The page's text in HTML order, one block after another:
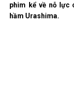
phim kể về nỗ lực
hầm Urashima.